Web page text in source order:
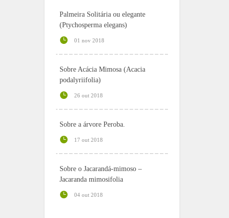
Palmeira Solitária ou elegante
(Ptychosperma elegans)
01 nov 2018
Sobre Acácia Mimosa (Acacia
podalyriifolia)
26 out 2018
Sobre a árvore Peroba.
17 out 2018
Sobre o Jacarandá-mimoso –
Jacaranda mimosifolia
04 out 2018